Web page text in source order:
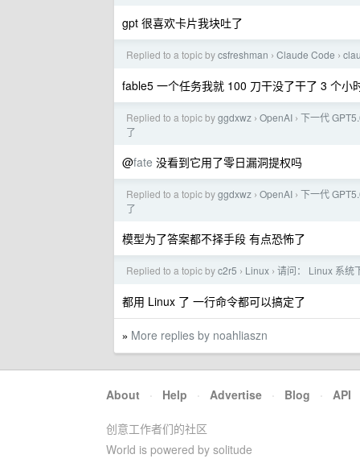
gpt 很喜欢卡片我块吐了
Replied to a topic bycsfreshman › Claude Code ›
fable5 一个任务我就 100 刀干没了干了 3 个小
Replied to a topic byggdxwz › OpenAI › 下一代
了
@fate 没看到它用了零日漏洞提权吗
Replied to a topic byggdxwz › OpenAI › 下一代
了
模型为了答案都不择手段 有点恐怖了
Replied to a topic byc2r5 › Linux › 请问： Linux 系统
都用 Linux 了 一行命令都可以搞定了
» More replies by noahliaszn
About · Help · Advertise · Blog · API
创意工作者们的社区
World is powered by solitude